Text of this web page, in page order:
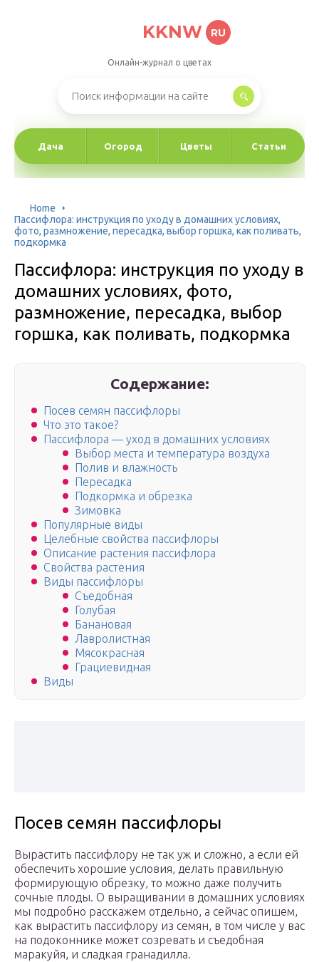
KKNW RU
Онлайн-журнал о цветах
Дача Огород Цветы Статьи
Home
Пассифлора: инструкция по уходу в домашних условиях,
фото, размножение, пересадка, выбор горшка, как поливать,
подкормка
Пассифлора: инструкция по уходу в
домашних условиях, фото,
размножение, пересадка, выбор
горшка, как поливать, подкормка
Содержание:
Посев семян пассифлоры
Что это такое?
Пассифлора — уход в домашних условиях
Выбор места и температура воздуха
Полив и влажность
Пересадка
Подкормка и обрезка
Зимовка
Популярные виды
Целебные свойства пассифлоры
Описание растения пассифлора
Свойства растения
Виды пассифлоры
Съедобная
Голубая
Банановая
Лавролистная
Мясокрасная
Грациевидная
Виды
Посев семян пассифлоры
Вырастить пассифлору не так уж и сложно, а если ей
обеспечить хорошие условия, делать правильную
формирующую обрезку, то можно даже получить
сочные плоды. О выращивании в домашних условиях
мы подробно расскажем отдельно, а сейчас опишем,
как вырастить пассифлору из семян, в том числе у вас
на подоконнике может созревать и съедобная
маракуйя, и сладкая гранадилла.